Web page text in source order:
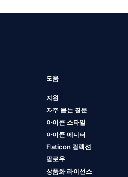
도움
지원
자주 묻는 질문
아이콘 스타일
아이콘 에디터
Flaticon 컬렉션
팔로우
상품화 라이선스